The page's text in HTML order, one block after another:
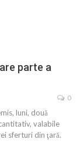
parte a
0
luni, două
valabile
sferturi din ţară.